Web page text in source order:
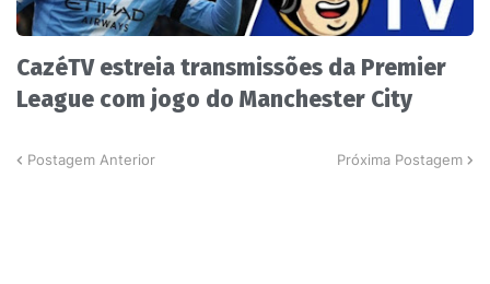
CazéTV estreia transmissões da Premier
League com jogo do Manchester City
Postagem Anterior Próxima Postagem